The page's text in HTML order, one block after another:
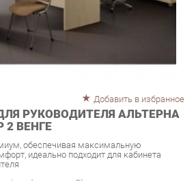
РУКОВОДИТЕЛЯ АЛЬТЕРНА
ВЕНГЕ
обеспечивая максимальную